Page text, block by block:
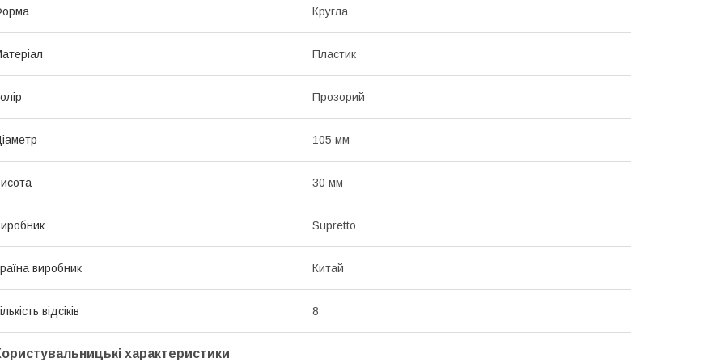
Кругла
Пластик
Прозорий
105 мм
30 мм
Supretto
виробник Китай
відсіків 8
характеристики